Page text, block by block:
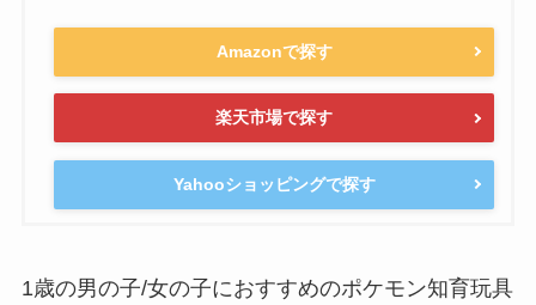
Amazonで探す
楽天市場で探す
Yahooショッピングで探す
1歳の男の子/女の子におすすめのポケモン知育玩具